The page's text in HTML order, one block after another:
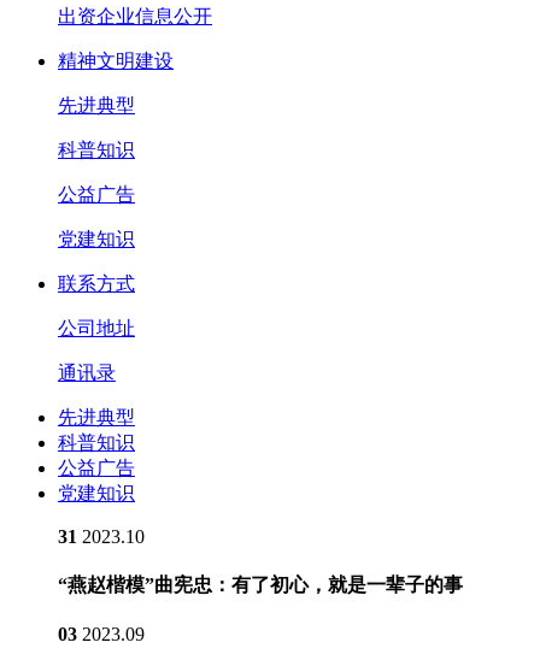
出资企业信息公开
精神文明建设
先进典型
科普知识
公益广告
党建知识
联系方式
公司地址
通讯录
先进典型
科普知识
公益广告
党建知识
31 2023.10
“燕赵楷模”曲宪忠：有了初心，就是一辈子的事
03 2023.09